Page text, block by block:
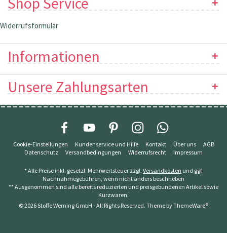
Widerrufsformular
Informationen
Unsere Zahlungsarten
Cookie-Einstellungen Kundenservice und Hilfe Kontakt Über uns
AGB
Datenschutz
Versandbedingungen Widerrufsrecht Impressum
* Alle Preise inkl. gesetzl. Mehrwertsteuer zzgl. Versandkosten und ggf.
Nachnahmegebühren, wenn nicht anders beschrieben
** Ausgenommen sind alle bereits reduzierten und preisgebundenen Artikel sowie
Kurzwaren.
© 2026 Stoffe Werning GmbH - All Rights Reserved. Theme byThemeWare®